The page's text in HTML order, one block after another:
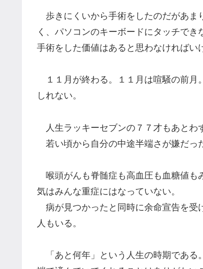
歩きにくいから手術をしたのだがあま
く、パソコンのキーボードにタッチで
手術をした価値はあると思わなければい
１１月が終わる。１１月は喧騒の前月
しれない。
人生ラッキーセブンの７７才もあとわ
若い頃から自分の中途半端さが嫌だっ
喉頭がんも脊髄症も高血圧も血糖値も
気はみんな重症にはなっていない。
病が見つかったと同時に余命宣告を受
人もいる。
「あと何年」という人生の時期である